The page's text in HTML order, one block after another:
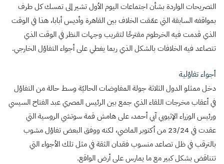
التصريحات الواردة بشأن اجتماعات اليوم الأول تشير إلى تمسك كل طرف
بمواقفه السابقة التي عمّقت الخلاف بين القاهرة وأديس أبابا، هذا في الوقت
الذي قدمت فيه الخرطوم مقترحًا لتقريب وجهات النظر في الوقت الذي
تتصاعد فيه الخلافات بالشكل الذي ربما يغطي على أجواء التفاؤل الخارجي.
أجواء تفاؤلية
دخل ممثلو الدول الثلاثة جولة المفاوضات الحاليّة وسط حالة من التفاؤل
في أعقاب مخرجات اللقاء الذي جمع بين الرئيس المصري عبد الفتاح السيسي
ورئيس الوزراء الإثيوبي آبي أحمد، على هامش قمة سوتشي الروسية التي
عقدت في 23/24 من أكتوبر الماضي، لكنه ووفق البعض تفاؤل مشوب
بالترقب في ظل تصاعد منسوب فقدان الثقة في مثل تلك الأجواء التي
تتناقض بشكل كبير مع ما يمارس على أرض الواقع.